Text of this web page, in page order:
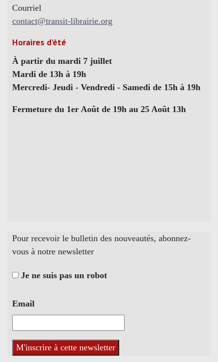
Courriel
contact@transit-librairie.org
Horaires d’été
À partir du mardi 7 juillet
Mardi de 13h à 19h
Mercredi- Jeudi - Vendredi - Samedi de 15h à 19h
Fermeture du 1er Août de 19h au 25 Août 13h
Pour recevoir le bulletin des nouveautés, abonnez-
vous à notre newsletter
Je ne suis pas un robot
Email